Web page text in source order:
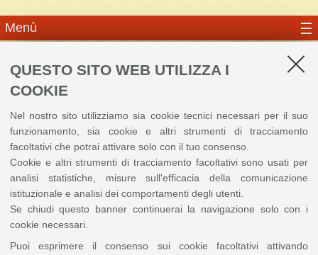
QUESTO SITO WEB UTILIZZA I
COOKIE
Nel nostro sito utilizziamo sia cookie tecnici necessari per il suo
funzionamento, sia cookie e altri strumenti di tracciamento
facoltativi che potrai attivare solo con il tuo consenso.
Cookie e altri strumenti di tracciamento facoltativi sono usati per
analisi statistiche, misure sull'efficacia della comunicazione
istituzionale e analisi dei comportamenti degli utenti.
Se chiudi questo banner continuerai la navigazione solo con i
cookie necessari.
Puoi esprimere il consenso sui cookie facoltativi attivando
Menù
Registrazione 6 maggio
Prenotazione per i posti in presenza - aula M. Celio massimo 26
Siamo spiacenti, non è più possibile effettuare l'iscrizione.
Copyright
2026 - ALMA MATER STUDIORUM - Università di Bologna - Via Zamboni, 33
Impostazioni Cookie